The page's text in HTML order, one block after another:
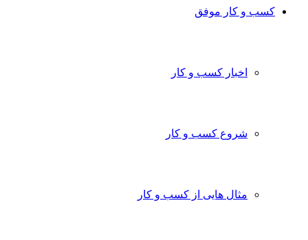
و کار موفق
اخبار کسب و کار
شروع کسب و کار
مثال هایی از کسب و کار